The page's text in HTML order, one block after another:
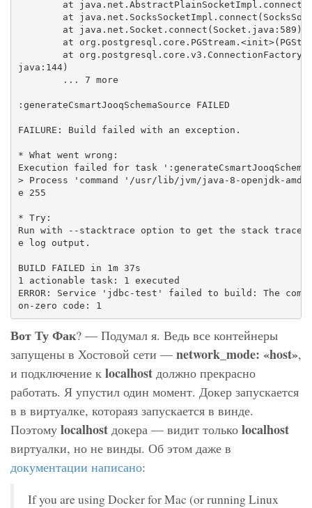
at
at
        at java.net.Socket.connect(Socket.java:589)
at
at
java:144)
        ... 7 more
:generateCsmartJooqSchemaSource FAILED
FAILURE: Build failed with an exception.
* What went wrong:
Execution failed for task
> Process 'command '/usr/lib/jvm/java-8-openjdk-
e 255
* Try:
Run with --stacktrace option to get the stack
e log output.
BUILD FAILED in 1m 37s
1 actionable task: 1 executed
ERROR: Service 'jdbc-test' failed to build: The
on-zero code: 1
Вот Ту Фак? — Подумал я. Ведь все контейнеры
запущены в Хостовой сети — network_mode: «host»,
и подключение к localhost должно прекрасно
работать. Я упустил один момент. Докер запускается
в в виртуалке, котораяз запускается в винде.
Поэтому localhost докера — видит только localhost
виртуалки, но не винды. Об этом даже в
документации написано:
If you are using Docker for Mac (or running Linux